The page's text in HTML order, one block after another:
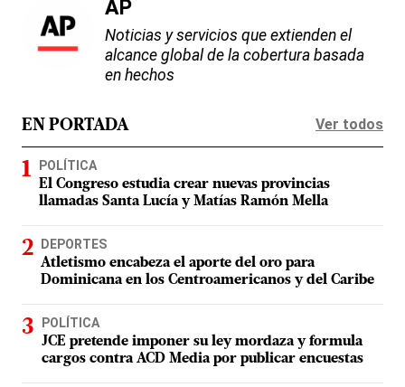
AP
Noticias y servicios que extienden el
alcance global de la cobertura basada
en hechos
EN PORTADA Ver todos
POLÍTICA
El Congreso estudia crear nuevas provincias
llamadas Santa Lucía y Matías Ramón Mella
DEPORTES
Atletismo encabeza el aporte del oro para
Dominicana en los Centroamericanos y del Caribe
POLÍTICA
JCE pretende imponer su ley mordaza y formula
cargos contra ACD Media por publicar encuestas